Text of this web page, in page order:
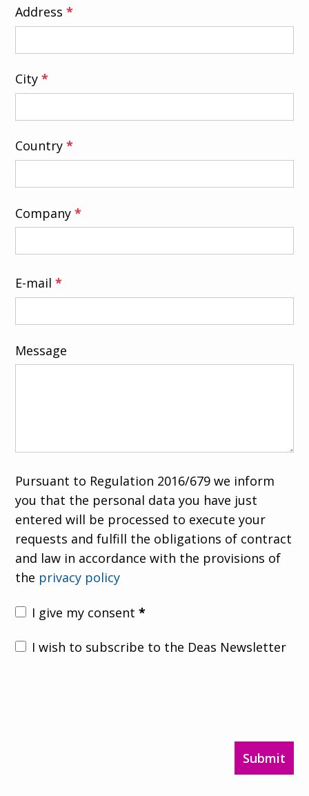
Address*
City*
Country*
Company*
E-mail*
Message
Pursuant to Regulation 2016/679 we inform
you that the personal data you have just
entered will be processed to execute your
requests and fulfill the obligations of contract
and law in accordance with the provisions of
the privacy policy
I give my consent*
I wish to subscribe to the Deas Newsletter
Submit